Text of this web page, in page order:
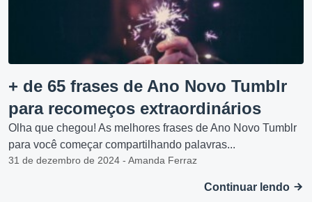
+ de 65 frases de Ano Novo Tumblr
para recomeços extraordinários
Olha que chegou! As melhores frases de Ano Novo Tumblr
para você começar compartilhando palavras...
31 de dezembro de 2024 - Amanda Ferraz
Continuar lendo